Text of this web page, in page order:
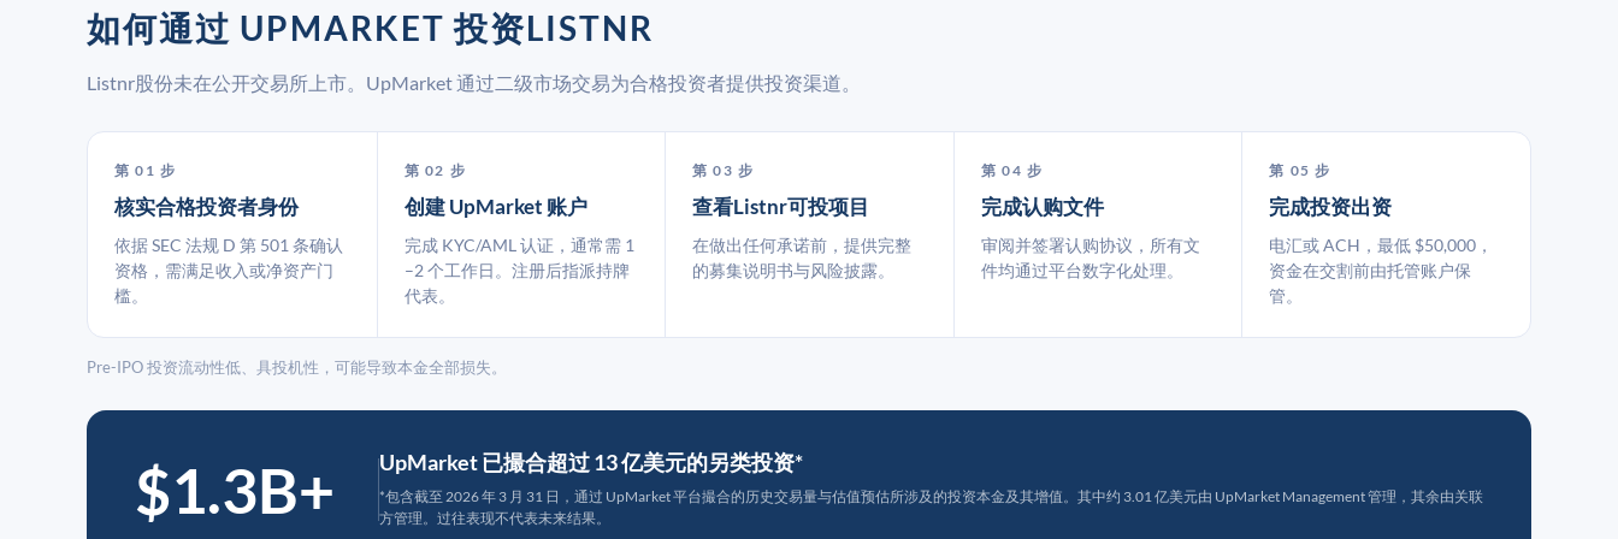
如何通过 UPMARKET 投资LISTNR
Listnr股份未在公开交易所上市。UpMarket 通过二级市场交易为合格投资者提供投资渠道。
第 01 步
核实合格投资者身份
依据 SEC 法规 D 第 501 条确认
资格，需满足收入或净资产门
槛。
第 02 步
创建 UpMarket 账户
完成 KYC/AML 认证，通常需 1
–2 个工作日。注册后指派持牌
代表。
第 03 步
查看Listnr可投项目
在做出任何承诺前，提供完整
的募集说明书与风险披露。
第 04 步
完成认购文件
审阅并签署认购协议，所有文
件均通过平台数字化处理。
第 05 步
完成投资出资
电汇或 ACH，最低 $50,000，
资金在交割前由托管账户保
管。
Pre-IPO 投资流动性低、具投机性，可能导致本金全部损失。
$1.3B+ UpMarket 已撮合超过 13 亿美元的另类投资*
*包含截至 2026 年 3 月 31 日，通过 UpMarket 平台撮合的历史交易量与估值预估所涉及的投资本金及其增值。其中约 3.01 亿美元由 UpMarket Management 管理，其余由关联
方管理。过往表现不代表未来结果。